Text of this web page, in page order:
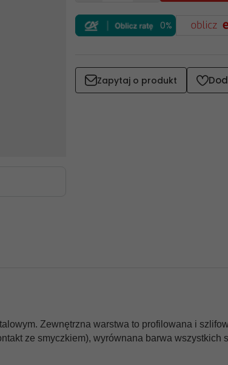
0%
Zapytaj o produkt
Zewnętrzna warstwa to profilowana i
ze smyczkiem), wyrównana barwa wszystkich